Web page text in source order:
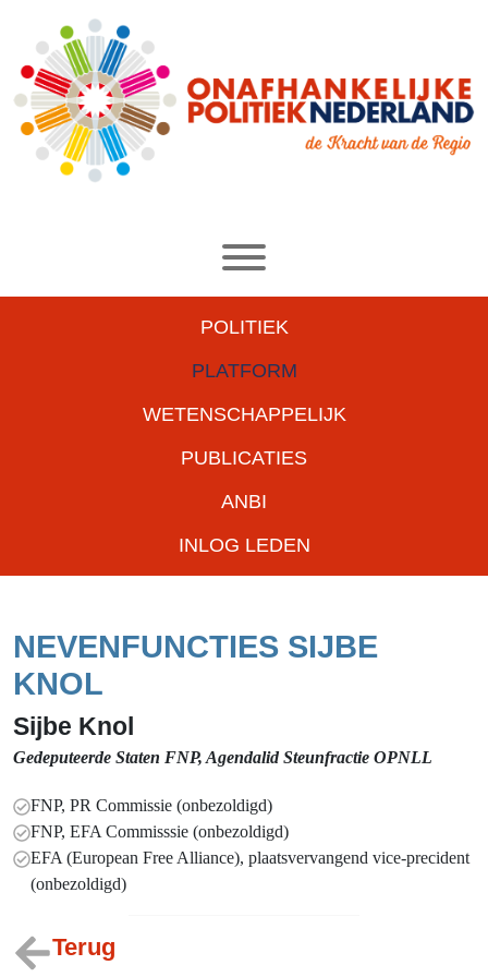
POLITIEK
PLATFORM
WETENSCHAPPELIJK
PUBLICATIES
ANBI
INLOG LEDEN
NEVENFUNCTIES SIJBE
KNOL
Sijbe Knol
Gedeputeerde Staten FNP, Agendalid Steunfractie OPNLL
FNP, PR Commissie (onbezoldigd)
FNP, EFA Commisssie (onbezoldigd)
EFA (European Free Alliance), plaatsvervangend vice-precident
(onbezoldigd)
Terug